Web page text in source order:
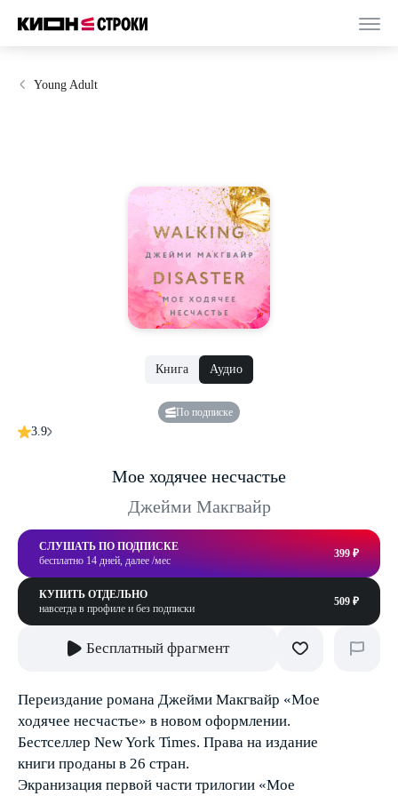
Young Adult
Книга Аудио
По подписке
3.9
Мое ходячее несчастье
Джейми Макгвайр
СЛУШАТЬ ПО ПОДПИСКЕ
бесплатно 14 дней, далее /мес
399 ₽
КУПИТЬ ОТДЕЛЬНО
навсегда в профиле и без подписки
509 ₽
Бесплатный фрагмент
Переиздание романа Джейми Макгвайр «Мое
ходячее несчастье» в новом оформлении.
Бестселлер New York Times. Права на издание
книги проданы в 26 стран.
Экранизация первой части трилогии «Мое